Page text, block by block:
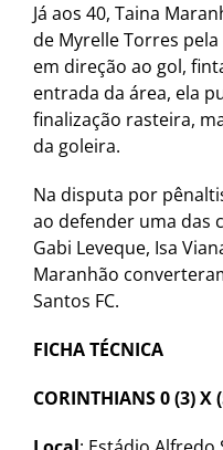
Já aos 40, Taina
de Myrelle Torres
em direção ao gol,
entrada da área, ela
finalização rasteira,
da goleira.
Na disputa por
ao defender uma das
Gabi Leveque, Isa
Maranhão
Santos FC.
FICHA TÉCNICA
CORINTHIANS0 (3) X